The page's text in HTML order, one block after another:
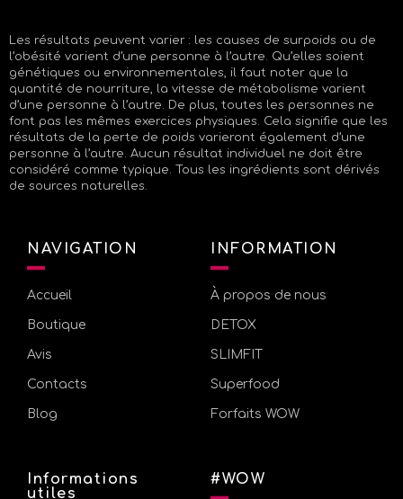
Les résultats peuvent varier : les causes de surpoids ou de
l’obésité varient d’une personne à l’autre. Qu’elles soient
génétiques ou environnementales, il faut noter que la
quantité de nourriture, la vitesse de métabolisme varient
d’une personne à l’autre. De plus, toutes les personnes ne
font pas les mêmes exercices physiques. Cela signifie que les
résultats de la perte de poids varieront également d’une
personne à l’autre. Aucun résultat individuel ne doit être
considéré comme typique. Tous les ingrédients sont dérivés
de sources naturelles.
NAVIGATION
Accueil
Boutique
Avis
Contacts
Blog
INFORMATION
À propos de nous
DETOX
SLIMFIT
Superfood
Forfaits WOW
Informations
utiles
#WOW